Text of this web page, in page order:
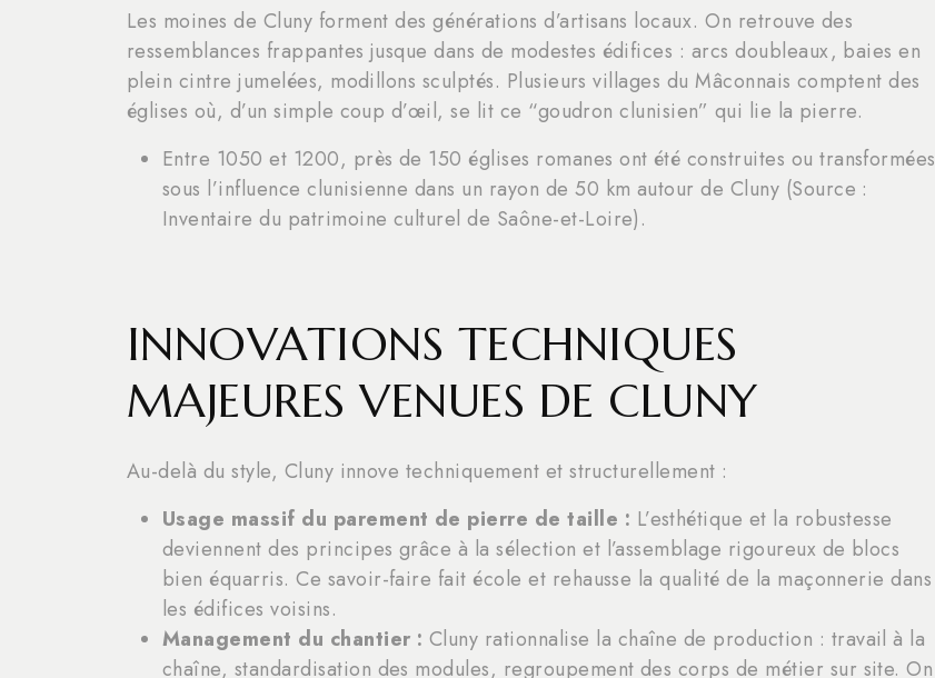
Les moines de Cluny forment des générations d’artisans locaux. On retrouve des
ressemblances frappantes jusque dans de modestes édifices : arcs doubleaux, baies en
plein cintre jumelées, modillons sculptés. Plusieurs villages du Mâconnais comptent des
églises où, d’un simple coup d’œil, se lit ce “goudron clunisien” qui lie la pierre.
Entre 1050 et 1200, près de 150 églises romanes ont été construites ou transformées
sous l’influence clunisienne dans un rayon de 50 km autour de Cluny (Source :
Inventaire du patrimoine culturel de Saône-et-Loire).
INNOVATIONS TECHNIQUES
MAJEURES VENUES DE CLUNY
Au-delà du style, Cluny innove techniquement et structurellement :
Usage massif du parement de pierre de taille : L’esthétique et la robustesse
deviennent des principes grâce à la sélection et l’assemblage rigoureux de blocs
bien équarris. Ce savoir-faire fait école et rehausse la qualité de la maçonnerie dans
les édifices voisins.
Management du chantier : Cluny rationnalise la chaîne de production : travail à la
chaîne, standardisation des modules, regroupement des corps de métier sur site. On